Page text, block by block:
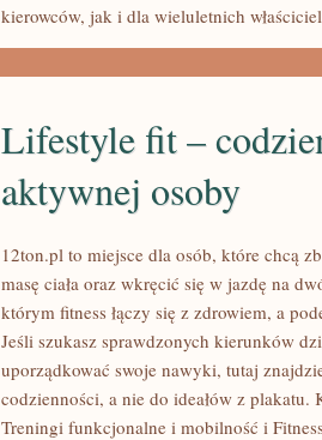
kierowców, jak i dla wieluletnich
Lifestyle fit –
aktywnej osoby
12ton.pl to miejsce dla osób, które chcą
masę ciała oraz wkręcić się w jazdę na
którym fitness łączy się z zdrowiem, a
Jeśli szukasz sprawdzonych kierunków
uporządkować swoje nawyki, tutaj
codzienności, a nie do ideałów z plakatu.
Treningi funkcjonalne i mobilność i